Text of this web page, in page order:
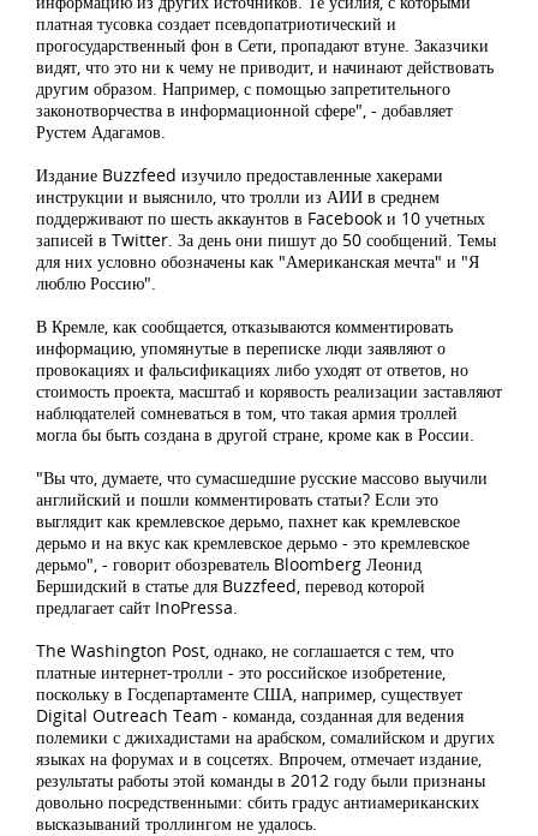
платная тусовка создает псевдопатриотический и
прогосударственный фон в Сети, пропадают втуне. Заказчики
видят, что это ни к чему не приводит, и начинают действовать
другим образом. Например, с помощью запретительного
законотворчества в информационной сфере", - добавляет
Рустем Адагамов.
Издание Buzzfeed изучило предоставленные хакерами
инструкции и выяснило, что тролли из АИИ в среднем
поддерживают по шесть аккаунтов в Facebook и 10 учетных
записей в Twitter. За день они пишут до 50 сообщений. Темы
для них условно обозначены как "Американская мечта" и "Я
люблю Россию".
В Кремле, как сообщается, отказываются комментировать
информацию, упомянутые в переписке люди заявляют о
провокациях и фальсификациях либо уходят от ответов, но
стоимость проекта, масштаб и корявость реализации заставляют
наблюдателей сомневаться в том, что такая армия троллей
могла бы быть создана в другой стране, кроме как в России.
"Вы что, думаете, что сумасшедшие русские массово выучили
английский и пошли комментировать статьи? Если это
выглядит как кремлевское дерьмо, пахнет как кремлевское
дерьмо и на вкус как кремлевское дерьмо - это кремлевское
дерьмо", - говорит обозреватель Bloomberg Леонид
Бершидский в статье для Buzzfeed, перевод которой
предлагает сайт InoPressa.
The Washington Post, однако, не соглашается с тем, что
платные интернет-тролли - это российское изобретение,
поскольку в Госдепартаменте США, например, существует
Digital Outreach Team - команда, созданная для ведения
полемики с джихадистами на арабском, сомалийском и других
языках на форумах и в соцсетях. Впрочем, отмечает издание,
результаты работы этой команды в 2012 году были признаны
довольно посредственными: сбить градус антиамериканских
высказываний троллингом не удалось.